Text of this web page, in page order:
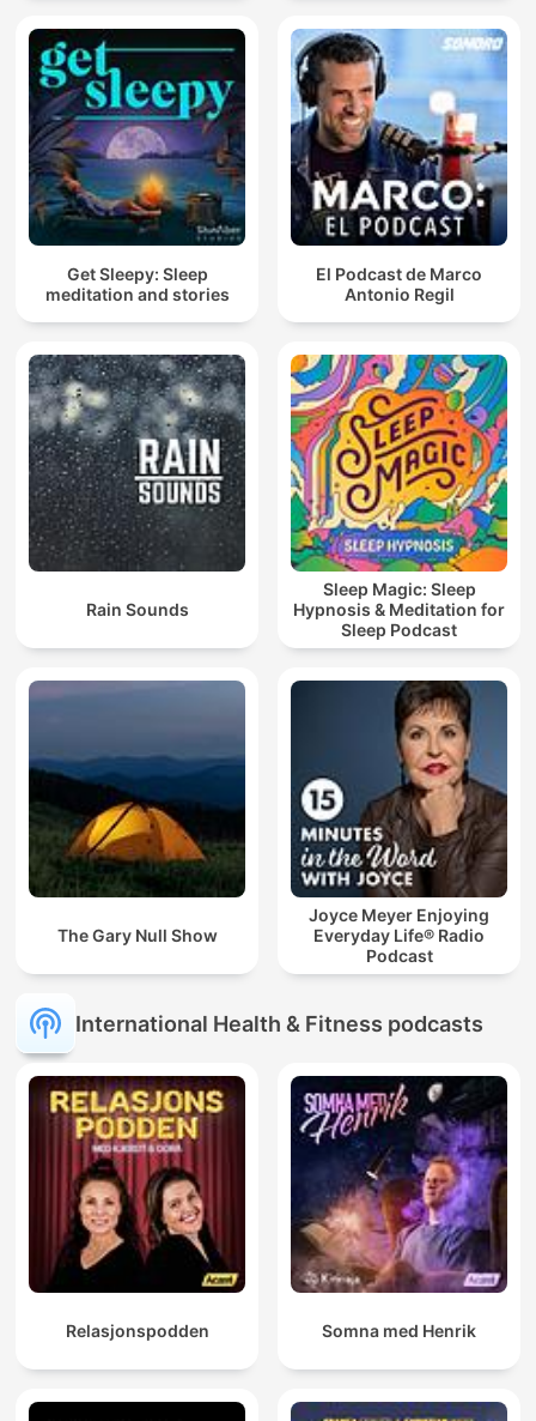
Get Sleepy: Sleep
meditation and stories
El Podcast de Marco
Antonio Regil
Rain Sounds
Sleep Magic: Sleep
Hypnosis & Meditation for
Sleep Podcast
The Gary Null Show
Joyce Meyer Enjoying
Everyday Life® Radio
Podcast
International Health & Fitness podcasts
Relasjonspodden Somna med Henrik